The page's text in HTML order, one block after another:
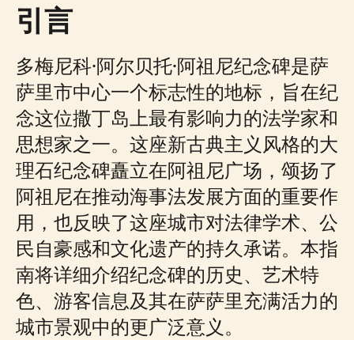
引言
多梅尼科·阿尔贝托·阿祖尼纪念碑是萨
萨里市中心一个标志性的地标，旨在纪
念这位撒丁岛上最有影响力的法学家和
思想家之一。这座新古典主义风格的大
理石纪念碑矗立在阿祖尼广场，颂扬了
阿祖尼在推动海事法发展方面的重要作
用，也反映了这座城市对法律学术、公
民自豪感和文化遗产的持久承诺。本指
南将详细介绍纪念碑的历史、艺术特
色、游客信息及其在萨萨里充满活力的
城市景观中的更广泛意义。